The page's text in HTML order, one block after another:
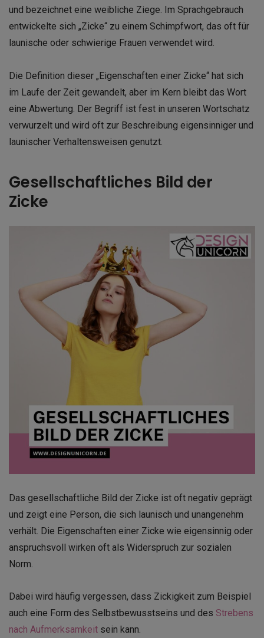
und bezeichnet eine weibliche Ziege. Im Sprachgebrauch
entwickelte sich „Zicke“ zu einem Schimpfwort, das oft für
launische oder schwierige Frauen verwendet wird.
Die Definition dieser „Eigenschaften einer Zicke“ hat sich
im Laufe der Zeit gewandelt, aber im Kern bleibt das Wort
eine Abwertung. Der Begriff ist fest in unseren Wortschatz
verwurzelt und wird oft zur Beschreibung eigensinniger und
launischer Verhaltensweisen genutzt.
Gesellschaftliches Bild der
Zicke
Das gesellschaftliche Bild der Zicke ist oft negativ geprägt
und zeigt eine Person, die sich launisch und unangenehm
verhält. Die Eigenschaften einer Zicke wie eigensinnig oder
anspruchsvoll wirken oft als Widerspruch zur sozialen
Norm.
Dabei wird häufig vergessen, dass Zickigkeit zum Beispiel
auch eine Form des Selbstbewusstseins und des Strebens
nach Aufmerksamkeit sein kann.